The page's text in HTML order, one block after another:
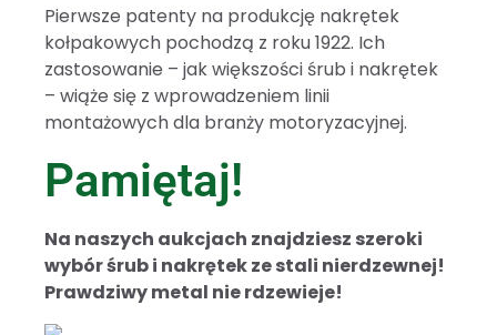
Pierwsze patenty na produkcję nakrętek
kołpakowych pochodzą z roku 1922. Ich
zastosowanie – jak większości śrub i nakrętek
– wiąże się z wprowadzeniem linii
montażowych dla branży motoryzacyjnej.
Pamiętaj!
Na naszych aukcjach znajdziesz szeroki
wybór śrub i nakrętek ze stali nierdzewnej!
Prawdziwy metal nie rdzewieje!